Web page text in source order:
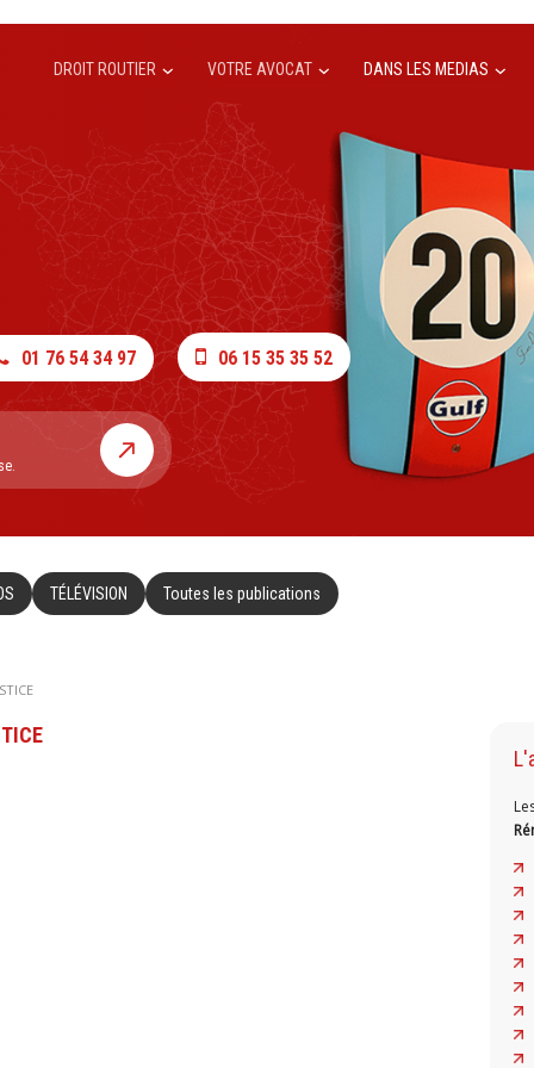
DROIT ROUTIER VOTRE AVOCAT DANS LES MEDIAS
01 76 54 34 97 06 15 35 35 52
TÉLÉVISION Toutes les publications